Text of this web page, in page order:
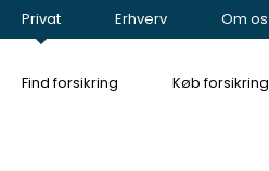
Privat Erhverv Om os
Find forsikring Køb forsikring